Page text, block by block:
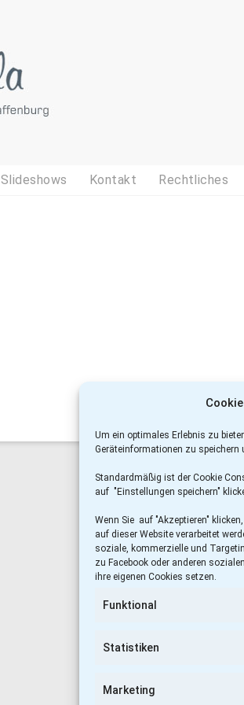
Um ein optimales Erlebnis zu
Geräteinformationen zu
Standardmäßig ist der Cookie
auf "Einstellungen speichern"
Wenn Sie auf "Akzeptieren"
auf dieser Website verarbeitet
soziale, kommerzielle und
zu Facebook oder anderen
ihre eigenen Cookies setzen.
Funktional
Statistiken
Marketing
Slideshows Kontakt Rechtliches